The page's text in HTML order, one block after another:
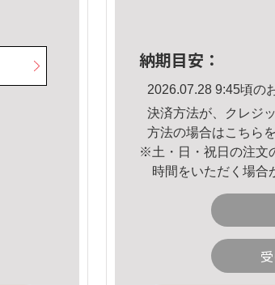
納期目安：
2026.07.28 9:45頃の
決済方法が、クレジ
方法の場合はこちら
※土・日・祝日の注文
時間をいただく場合